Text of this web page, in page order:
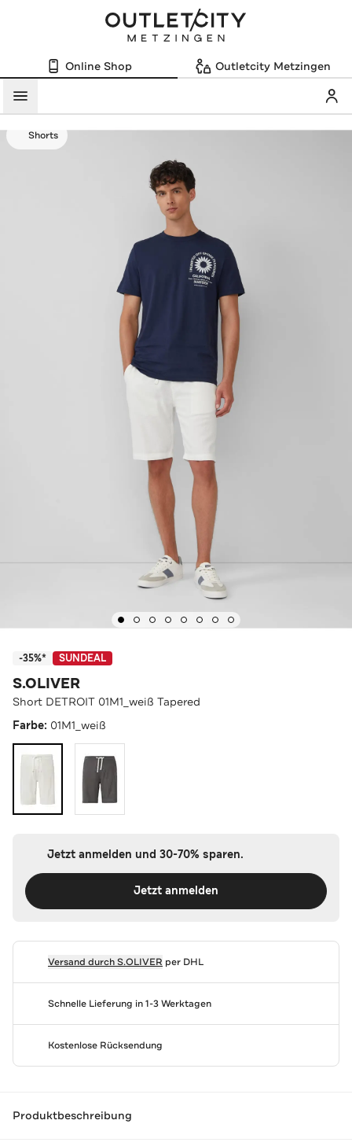
Online Shop Outletcity Metzingen
Menü
Shorts
-35%* SUNDEAL
S.OLIVER
Short DETROIT 01M1_weiß Tapered
Farbe: 01M1_weiß
Jetzt anmelden und 30-70% sparen.
Jetzt anmelden
Versand durchS.OLIVER per DHL
Schnelle Lieferung in 1-3 Werktagen
Kostenlose Rücksendung
Produktbeschreibung